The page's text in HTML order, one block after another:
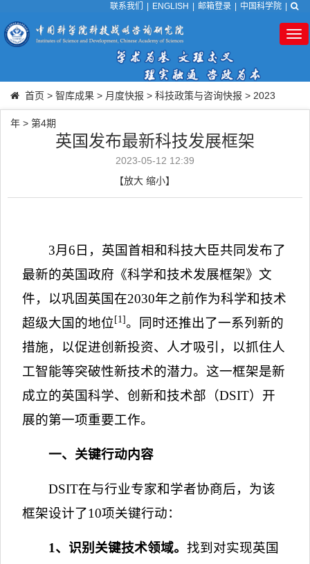
联系我们 ENGLISH 邮箱登录 中国科学院
首页 > 智库成果 > 月度快报 > 科技政策与咨询快报 > 2023
年 > 第4期
英国发布最新科技发展框架
2023-05-12 12:39
【放大 缩小】
3月 6 日，英国首相和科技大臣共同发布了
最新的英国政府《科学和技术发展框架》文
件，以巩固英国在2030年之前作为科学和技术
超级大国的地位 [1]。同时还推出了一系列新的
措施，以促进创新投资、人才吸引，以抓住人
工智能等突破性新技术的潜力。这一框架是新
成立的英国科学、创新和技术部（DSIT）开
展的第一项重要工作。
一、关键行动内容
DSIT在与行业专家和学者协商后，为该
框架设计了10项关键行动：
1、识别关键技术领域。 找到对实现英国